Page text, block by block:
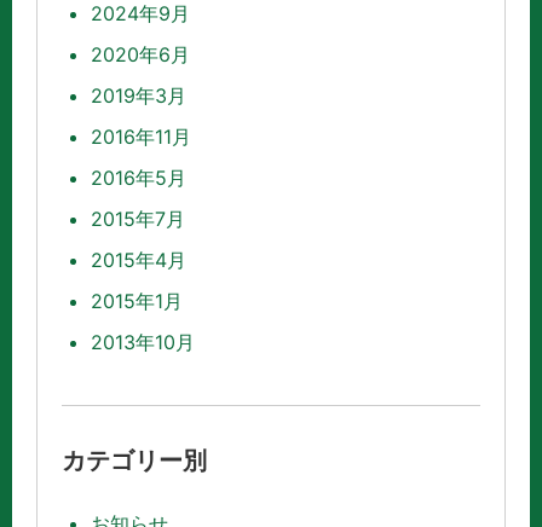
2024年9月
2020年6月
2019年3月
2016年11月
2016年5月
2015年7月
2015年4月
2015年1月
2013年10月
カテゴリー別